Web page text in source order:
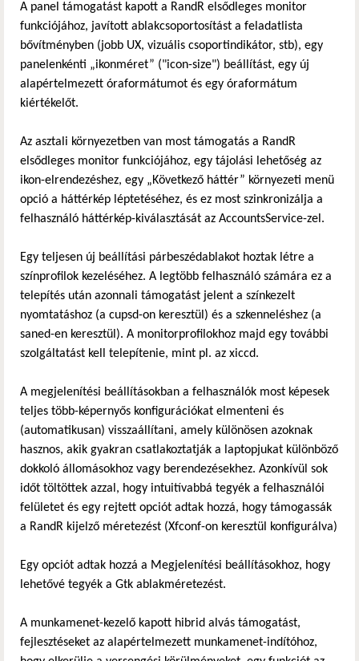
A panel támogatást kapott a RandR elsődleges monitor
funkciójához, javított ablakcsoportosítást a feladatlista
bővítményben (jobb UX, vizuális csoportindikátor, stb), egy
panelenkénti „ikonméret” ("icon-size") beállítást, egy új
alapértelmezett óraformátumot és egy óraformátum
kiértékelőt.
Az asztali környezetben van most támogatás a RandR
elsődleges monitor funkciójához, egy tájolási lehetőség az
ikon-elrendezéshez, egy „Következő háttér” környezeti menü
opció a háttérkép léptetéséhez, és ez most szinkronizálja a
felhasználó háttérkép-kiválasztását az AccountsService-zel.
Egy teljesen új beállítási párbeszédablakot hoztak létre a
színprofilok kezeléséhez. A legtöbb felhasználó számára ez a
telepítés után azonnali támogatást jelent a színkezelt
nyomtatáshoz (a cupsd-on keresztül) és a szkenneléshez (a
saned-en keresztül). A monitorprofilokhoz majd egy további
szolgáltatást kell telepítenie, mint pl. az xiccd.
A megjelenítési beállításokban a felhasználók most képesek
teljes több-képernyős konfigurációkat elmenteni és
(automatikusan) visszaállítani, amely különösen azoknak
hasznos, akik gyakran csatlakoztatják a laptopjukat különböző
dokkoló állomásokhoz vagy berendezésekhez. Azonkívül sok
időt töltöttek azzal, hogy intuitívabbá tegyék a felhasználói
felületet és egy rejtett opciót adtak hozzá, hogy támogassák
a RandR kijelző méretezést (Xfconf-on keresztül konfigurálva)
Egy opciót adtak hozzá a Megjelenítési beállításokhoz, hogy
lehetővé tegyék a Gtk ablakméretezést.
A munkamenet-kezelő kapott hibrid alvás támogatást,
fejlesztéseket az alapértelmezett munkamenet-indítóhoz,